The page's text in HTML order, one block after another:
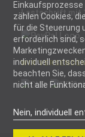
Einkaufsprozesse
zählen Cookies,
für die Steuerung
erforderlich sind,
individuell
beachten Sie,
nicht alle
Nein, individuell
Lastschrift mit
WIR